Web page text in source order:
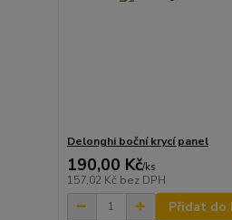
Delonghi boční krycí panel
190,00 Kč/ks
157,02 Kč bez DPH
Přidat do